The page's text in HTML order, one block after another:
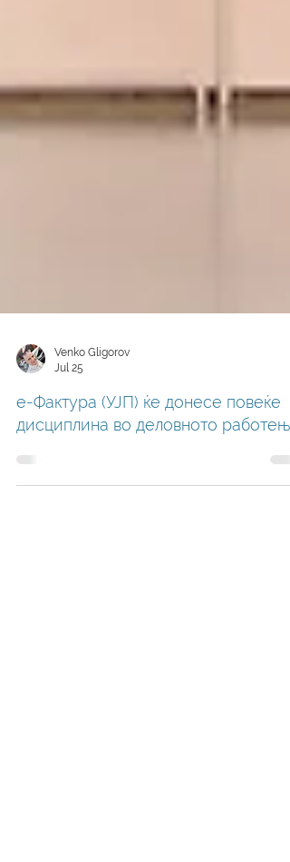
Jul 25
е-Фактура (УЈП) ќе донесе повеќе
дисциплина во деловното работење